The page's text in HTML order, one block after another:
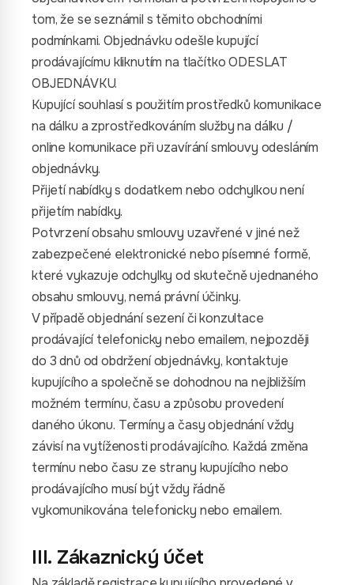
tom, že se seznámil s těmito obchodními
podmínkami. Objednávku odešle kupující
prodávajícímu kliknutím na tlačítko ODESLAT
OBJEDNÁVKU.
Kupující souhlasí s použitím prostředků komunikace
na dálku a zprostředkováním služby na dálku /
online komunikace při uzavírání smlouvy odesláním
objednávky.
Přijetí nabídky s dodatkem nebo odchylkou není
přijetím nabídky.
Potvrzení obsahu smlouvy uzavřené v jiné než
zabezpečené elektronické nebo písemné formě,
které vykazuje odchylky od skutečně ujednaného
obsahu smlouvy, nemá právní účinky.
V případě objednání sezení či konzultace
prodávající telefonicky nebo emailem, nejpozději
do 3 dnů od obdržení objednávky, kontaktuje
kupujícího a společně se dohodnou na nejbližším
možném termínu, času a způsobu provedení
daného úkonu. Termíny a časy objednání vždy
závisí na vytíženosti prodávajícího. Každá změna
termínu nebo času ze strany kupujícího nebo
prodávajícího musí být vždy řádně
vykomunikována telefonicky nebo emailem.
III. Zákaznický účet